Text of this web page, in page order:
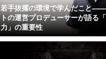
若手抜擢の環境で学んだこと
トの運営プロデューサーが語る
力」の重要性